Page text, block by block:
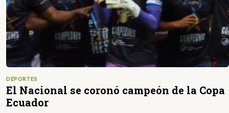
DEPORTES
El Nacional se coronó campeón de la Copa
Ecuador